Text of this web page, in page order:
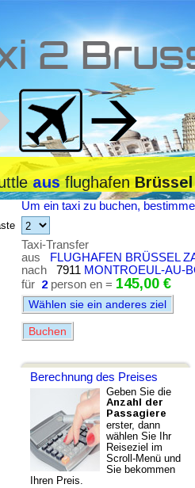
2
ausflughafen
Um ein taxi zu buchen,
Taxi-Transfer
aus FLUGHAFEN BRÜSSEL
nach 7911 MONTROEUL-AU-
für 2 person en = 145,00 €
Berechnung des Preises
Geben Sie die
Anzahl der
Passagiere
erster, dann
wählen Sie Ihr
Reiseziel im
Scroll-Menü und
Sie bekommen
Ihren Preis.